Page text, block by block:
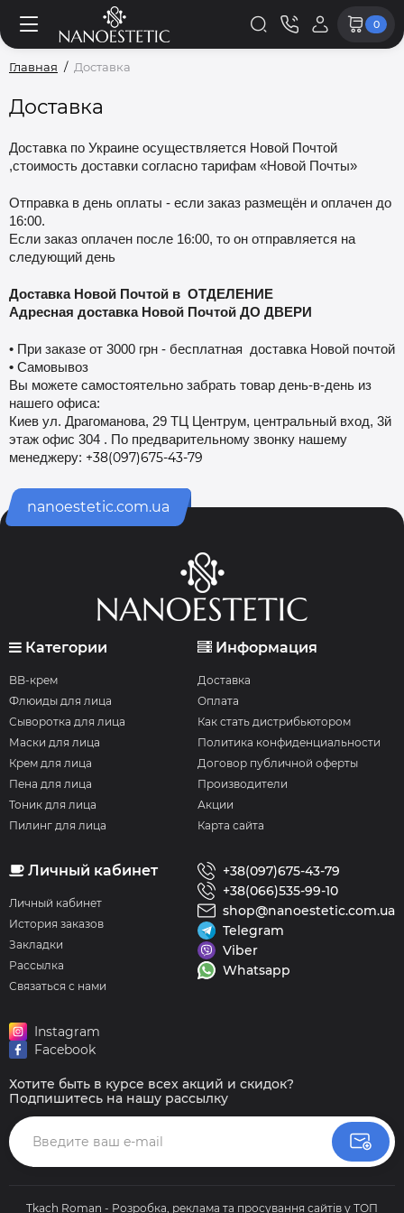
0
Главная Доставка
Доставка
Доставка по Украине осуществляется Новой Почтой
,стоимость доставки согласно тарифам «Новой Почты»
Отправка в день оплаты - если заказ размещён и оплачен до
16:00.
Если заказ оплачен после 16:00, то он отправляется на
следующий день
Доставка Новой Почтой в ОТДЕЛЕНИЕ
Адресная доставка Новой Почтой ДО ДВЕРИ
• При заказе от 3000 грн - бесплатная доставка Новой почтой
• Самовывоз
Вы можете самостоятельно забрать товар день-в-день из
нашего офиса:
Киев ул. Драгоманова, 29 ТЦ Центрум, центральный вход, 3й
этаж офис 304 . По предварительному звонку нашему
менеджеру: +38(097)675-43-79
nanoestetic.com.ua
Категории
BB-крем
Флюиды для лица
Сыворотка для лица
Маски для лица
Крем для лица
Пена для лица
Тоник для лица
Пилинг для лица
Информация
Доставка
Оплата
Как стать дистрибьютором
Политика конфиденциальности
Договор публичной оферты
Производители
Акции
Карта сайта
Личный кабинет
Личный кабинет
История заказов
Закладки
Рассылка
Связаться с нами
Хотите быть в курсе всех акций и скидок?
Подпишитесь на нашу рассылку
+38(097)675-43-79
+38(066)535-99-10
shop@nanoestetic.com.ua
Telegram
Viber
Whatsapp
Instagram
Facebook
Tkach Roman - Розробка, реклама та просування сайтів у ТОП